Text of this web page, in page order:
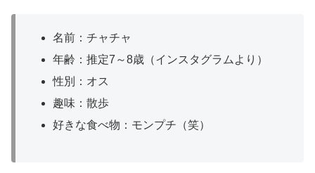
名前：チャチャ
年齢：推定7～8歳（インスタグラムより）
性別：オス
趣味：散歩
好きな食べ物：モンプチ（笑）